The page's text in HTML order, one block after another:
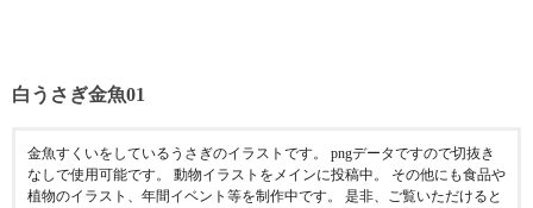
白うさぎ金魚01
金魚すくいをしているうさぎのイラストです。 pngデータですので切抜き
なしで使用可能です。 動物イラストをメインに投稿中。 その他にも食品や
植物のイラスト、年間イベント等を制作中です。 是非、ご覧いただけると